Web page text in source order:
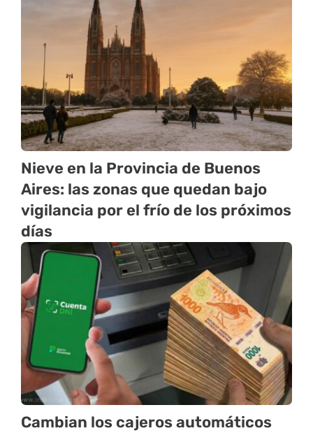
Nieve en la Provincia de Buenos
Aires: las zonas que quedan bajo
vigilancia por el frío de los próximos
días
Cambian los cajeros automáticos